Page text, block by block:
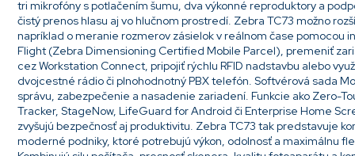
tri mikrofóny s potlačením šumu, dva výkonné reproduktory a
čistý prenos hlasu aj vo hlučnom prostredí. Zebra TC73 možno
napríklad o meranie rozmerov zásielok v reálnom čase pomocou
Flight (Zebra Dimensioning Certified Mobile Parcel), premeniť
cez Workstation Connect, pripojiť rýchlu RFID nadstavbu alebo
dvojcestné rádio či plnohodnotný PBX telefón. Softvérová sada
správu, zabezpečenie a nasadenie zariadení. Funkcie ako Zero-
Tracker, StageNow, LifeGuard for Android či Enterprise Home
zvyšujú bezpečnosť aj produktivitu. Zebra TC73 tak predstavuje
moderné podniky, ktoré potrebujú výkon, odolnosť a maximálnu